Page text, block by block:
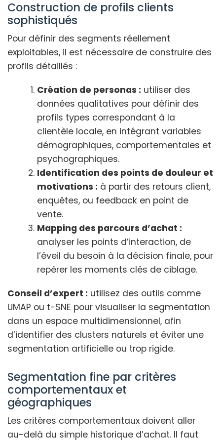
Construction de profils clients
sophistiqués
Pour définir des segments réellement
exploitables, il est nécessaire de construire des
profils détaillés :
Création de personas : utiliser des
données qualitatives pour définir des
profils types correspondant à la
clientèle locale, en intégrant variables
démographiques, comportementales et
psychographiques.
Identification des points de douleur et
motivations : à partir des retours client,
enquêtes, ou feedback en point de
vente.
Mapping des parcours d’achat :
analyser les points d’interaction, de
l’éveil du besoin à la décision finale, pour
repérer les moments clés de ciblage.
Conseil d’expert : utilisez des outils comme
UMAP ou t-SNE pour visualiser la segmentation
dans un espace multidimensionnel, afin
d’identifier des clusters naturels et éviter une
segmentation artificielle ou trop rigide.
Segmentation fine par critères
comportementaux et
géographiques
Les critères comportementaux doivent aller
au-delà du simple historique d’achat. Il faut